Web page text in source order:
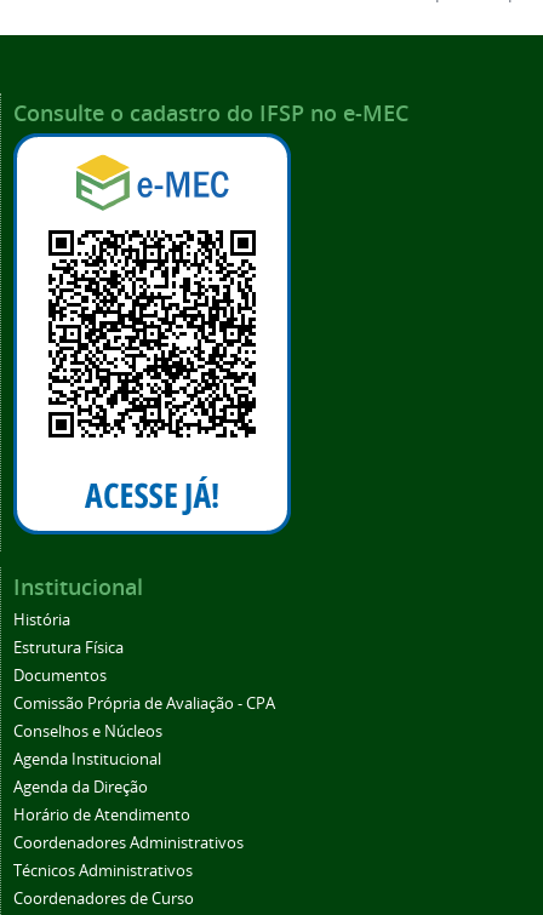
Consulte o cadastro do IFSP no e-MEC
Institucional
História
Estrutura Física
Documentos
Comissão Própria de Avaliação - CPA
Conselhos e Núcleos
Agenda Institucional
Agenda da Direção
Horário de Atendimento
Coordenadores Administrativos
Técnicos Administrativos
Coordenadores de Curso